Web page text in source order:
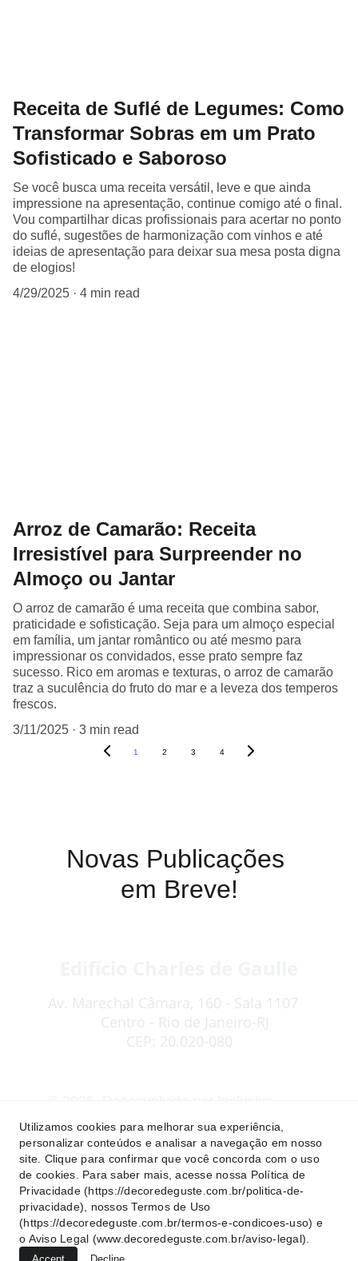
Receita de Suflé de Legumes: Como
Transformar Sobras em um Prato
Sofisticado e Saboroso
Se você busca uma receita versátil, leve e que ainda
impressione na apresentação, continue comigo até o final.
Vou compartilhar dicas profissionais para acertar no ponto
do suflé, sugestões de harmonização com vinhos e até
ideias de apresentação para deixar sua mesa posta digna
de elogios!
4/29/2025
4 min read
Arroz de Camarão: Receita
Irresistível para Surpreender no
Almoço ou Jantar
O arroz de camarão é uma receita que combina sabor,
praticidade e sofisticação. Seja para um almoço especial
em família, um jantar romântico ou até mesmo para
impressionar os convidados, esse prato sempre faz
sucesso. Rico em aromas e texturas, o arroz de camarão
traz a suculência do fruto do mar e a leveza dos temperos
frescos.
3/11/2025
3 min read
1 2 3 4
Novas Publicações
em Breve!
Siga-nos no
Av. Marechal Câmara, 160 - Sala 1107
   Centro - Rio de Janeiro-RJ
CEP: 20.020-080
Todos os direitos reservados. Acesse os
Termos e Condições de Uso, as
Políticas de Privacidade e o Aviso Legal
do site.
Utilizamos cookies para melhorar sua experiência,
personalizar conteúdos e analisar a navegação em nosso
site. Clique para confirmar que você concorda com o uso
de cookies. Para saber mais, acesse nossa Política de
Privacidade (https://decoredeguste.com.br/politica-de-
privacidade), nossos Termos de Uso
(https://decoredeguste.com.br/termos-e-condicoes-uso) e
o Aviso Legal (www.decoredeguste.com.br/aviso-legal).